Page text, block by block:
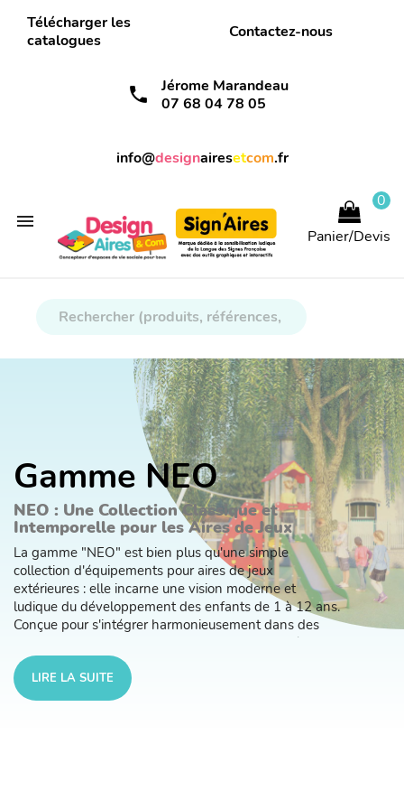
Télécharger les
catalogues
Contactez-nous
call
Jérome Marandeau
07 68 04 78 05
info@designairesetcom.fr

0
Panier/Devis
Gamme NEO
NEO : Une Collection Classique et
Intemporelle pour les Aires de Jeux
La gamme "NEO" est bien plus qu'une simple
collection d'équipements pour aires de jeux
extérieures : elle incarne une vision moderne et
ludique du développement des enfants de 1 à 12 ans.
Conçue pour s'intégrer harmonieusement dans des
espaces restreints tout en offrant des possibilités
infinies d'amusement, cette gamme se distingue par
l’élégance de ses structures en tubes inox 70x70 mm
et la vivacité de ses panneaux d'habillage en PEHD
LIRE LA SUITE